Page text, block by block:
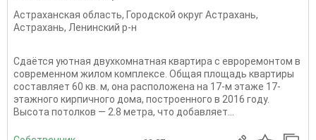
Астраханская область, Городской округ Астрахань,
Астрахань, Ленинский р-н
Сдаётся уютная двухкомнатная квартира с евроремонтом в
современном жилом комплексе. Общая площадь квартиры
составляет 60 кв. м, она расположена на 17-м этаже 17-
этажного кирпичного дома, построенного в 2016 году.
Высота потолков — 2.8 метра, что добавляет...